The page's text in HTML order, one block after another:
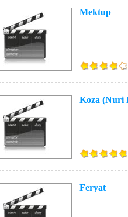
Mektup
Koza (Nuri
Feryat